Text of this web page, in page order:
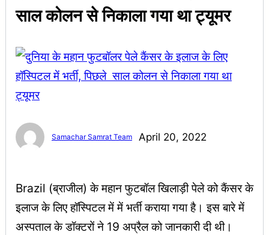
साल कोलन से निकाला गया था ट्यूमर
Samachar Samrat Team April 20, 2022
Brazil (ब्राजील) के महान फुटबॉल खिलाड़ी पेले को कैंसर के
इलाज के लिए हॉस्पिटल में में भर्ती कराया गया है। इस बारे में
अस्पताल के डॉक्टरों ने 19 अप्रैल को जानकारी दी थी।